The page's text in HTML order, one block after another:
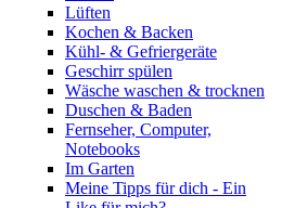
Lüften
Kochen & Backen
Kühl- & Gefriergeräte
Geschirr spülen
Wäsche waschen & trocknen
Duschen & Baden
Fernseher, Computer,
Notebooks
Im Garten
Meine Tipps für dich - Ein